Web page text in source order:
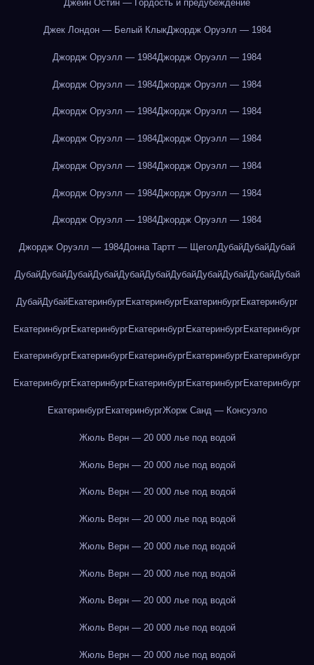
Джейн Остин — Гордость и предубеждение
Джек Лондон — Белый КлыкДжордж Оруэлл — 1984
Джордж Оруэлл — 1984Джордж Оруэлл — 1984
Джордж Оруэлл — 1984Джордж Оруэлл — 1984
Джордж Оруэлл — 1984Джордж Оруэлл — 1984
Джордж Оруэлл — 1984Джордж Оруэлл — 1984
Джордж Оруэлл — 1984Джордж Оруэлл — 1984
Джордж Оруэлл — 1984Джордж Оруэлл — 1984
Джордж Оруэлл — 1984Джордж Оруэлл — 1984
Джордж Оруэлл — 1984Донна Тартт — ЩеголДубайДубайДубай
ДубайДубайДубайДубайДубайДубайДубайДубайДубайДубайДубай
ДубайДубайЕкатеринбургЕкатеринбургЕкатеринбургЕкатеринбург
ЕкатеринбургЕкатеринбургЕкатеринбургЕкатеринбургЕкатеринбург
ЕкатеринбургЕкатеринбургЕкатеринбургЕкатеринбургЕкатеринбург
ЕкатеринбургЕкатеринбургЕкатеринбургЕкатеринбургЕкатеринбург
ЕкатеринбургЕкатеринбургЖорж Санд — Консуэло
Жюль Верн — 20 000 лье под водой
Жюль Верн — 20 000 лье под водой
Жюль Верн — 20 000 лье под водой
Жюль Верн — 20 000 лье под водой
Жюль Верн — 20 000 лье под водой
Жюль Верн — 20 000 лье под водой
Жюль Верн — 20 000 лье под водой
Жюль Верн — 20 000 лье под водой
Жюль Верн — 20 000 лье под водой